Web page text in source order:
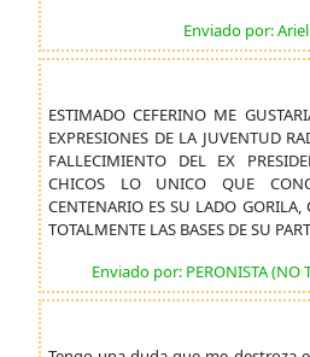
Enviado por:
ESTIMADO CEFERINO ME
EXPRESIONES DE LA JUVENTUD
FALLECIMIENTO DEL EX
CHICOS LO UNICO QUE
CENTENARIO ES SU LADO GORILA,
TOTALMENTE LAS BASES DE SU
Enviado por: PERONISTA (NO